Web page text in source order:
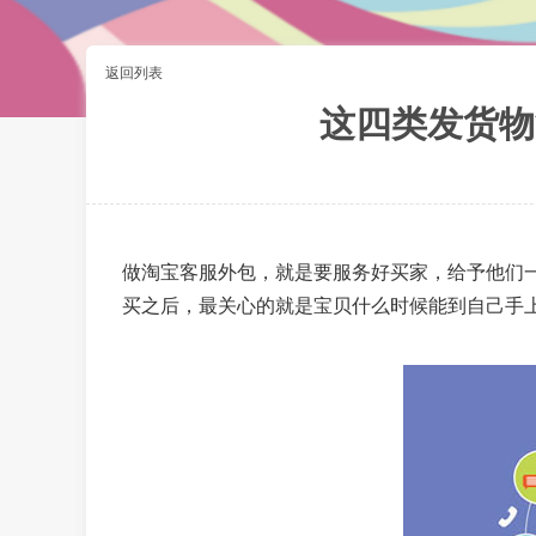
返回列表
这四类发货
做淘宝客服外包，就是要服务好买家，给予他
买之后，最关心的就是宝贝什么时候能到自己